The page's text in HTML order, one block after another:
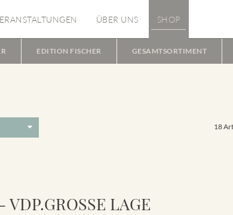
ÜBER UNS SHOP
EDITION FISCHER GESAMTSORTIMENT
18
LAGE